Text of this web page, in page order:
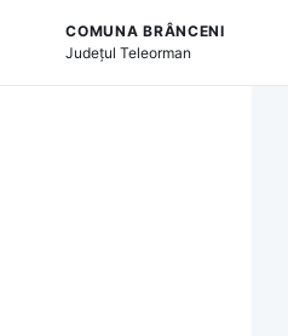
COMUNA BRÂNCENI
JudețulTeleorman